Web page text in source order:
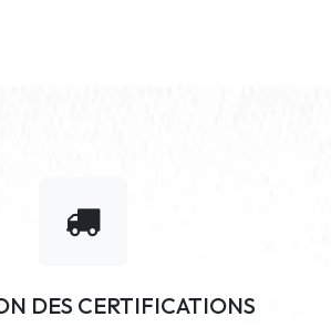
DES CERTIFICATIONS